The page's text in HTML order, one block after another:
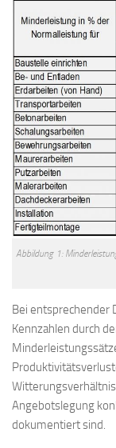
Abbildung 1:
Bei entsprechender
Kennzahlen durch
Angebotslegung
dokumentiert sind.